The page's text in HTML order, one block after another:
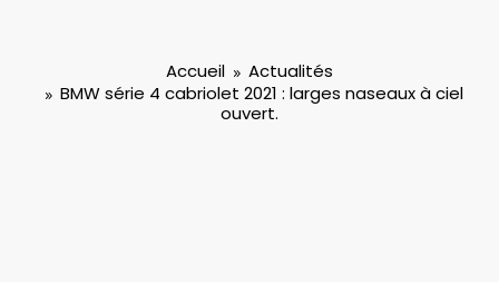
Accueil
Actualités
BMW série 4 cabriolet 2021 : larges naseaux à ciel
ouvert.